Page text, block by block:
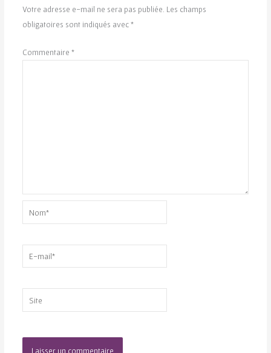
Votre adresse e-mail ne sera pas publiée. Les champs
obligatoires sont indiqués avec*
Commentaire *
mail*